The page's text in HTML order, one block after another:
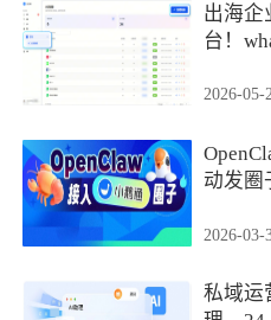
出海企
台！
2026-05-
动发圈
2026-03-
私域运